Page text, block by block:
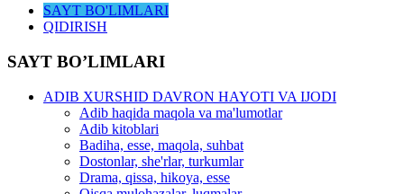
SAYT BO'LIMLARI
QIDIRISH
SAYT BO’LIMLARI
ADIB XURSHID DAVRON HAYOTI VA IJODI
Adib haqida maqola va ma'lumotlar
Adib kitoblari
Badiha, esse, maqola, suhbat
Dostonlar, she'rlar, turkumlar
Drama, qissa, hikoya, esse